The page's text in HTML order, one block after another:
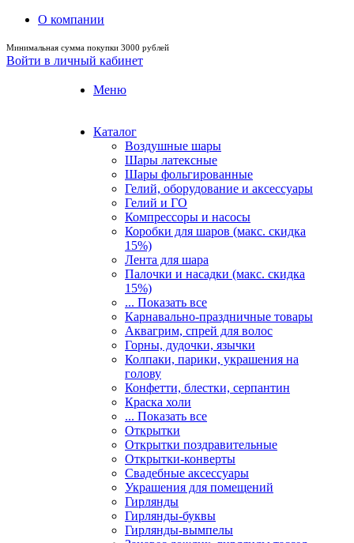
О компании
Минимальная сумма покупки 3000 рублей
Войти в личный кабинет
Меню
Каталог
Воздушные шары
Шары латексные
Шары фольгированные
Гелий, оборудование и аксессуары
Гелий и ГО
Компрессоры и насосы
Коробки для шаров (макс. скидка
15%)
Лента для шара
Палочки и насадки (макс. скидка
15%)
... Показать все
Карнавально-праздничные товары
Аквагрим, спрей для волос
Горны, дудочки, язычки
Колпаки, парики, украшения на
голову
Конфетти, блестки, серпантин
Краска холи
... Показать все
Открытки
Открытки поздравительные
Открытки-конверты
Свадебные аксессуары
Украшения для помещений
Гирлянды
Гирлянды-буквы
Гирлянды-вымпелы